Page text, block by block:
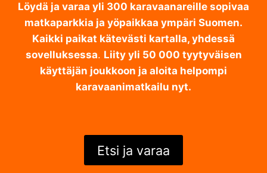
Löydä ja varaa yli 300 karavaanareille sopivaa
matkaparkkia ja yöpaikkaa ympäri Suomen.
Kaikki paikat kätevästi kartalla, yhdessä
sovelluksessa. Liity yli 50 000 tyytyväisen
käyttäjän joukkoon ja aloita helpompi
karavaanimatkailu nyt.
Etsi ja varaa